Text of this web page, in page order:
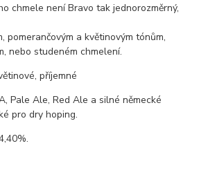
chmele není Bravo tak jednorozměrný,
pomerančovým a květinovým tónům,
nebo studeném chmelení.
příjemné
Pale Ale, Red Ale a silné německé
pro dry hoping.